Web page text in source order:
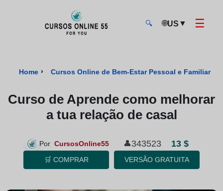
🔍 🌐US ▼ ☰
Home › Cursos Online de Bem-Estar Pessoal e Familiar
Curso de Aprende como melhorar
a tua relação de casal
Por CursosOnline55 👤343523 13 $
🛒 COMPRAR VERSÃO GRATUITA